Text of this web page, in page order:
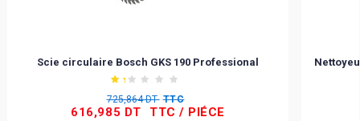
Scie circulaire Bosch GKS 190 Professional
725,864 DT TTC
616,985 DT TTC / PIÉCE